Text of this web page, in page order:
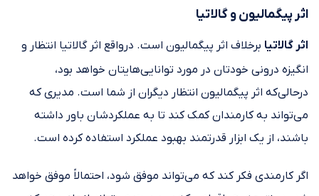
اثر پیگمالیون و گالاتیا
اثر گالاتیا برخلاف اثر پیگمالیون است. درواقع اثر گالاتیا انتظار و
انگیزه درونی خودتان در مورد توانایی‌هایتان خواهد بود،
درحالی‌که اثر پیگمالیون انتظار دیگران از شما است. مدیری که
می‌تواند به کارمندان کمک کند تا به عملکردشان باور داشته
باشند، از یک ابزار قدرتمند بهبود عملکرد استفاده کرده است.
اگر کارمندی فکر کند که می‌تواند موفق شود، احتمالاً موفق خواهد